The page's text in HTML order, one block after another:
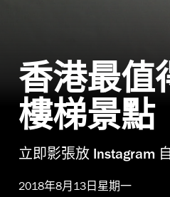
香港最值
樓梯景點
立即影張放 Instagram
2018年8月13日星期一